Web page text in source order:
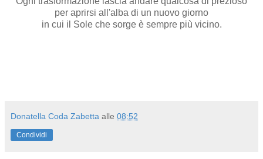
per aprirsi all'alba di un nuovo giorno
in cui il Sole che sorge è sempre più vicino.
Donatella Coda Zabetta alle 08:52
Condividi